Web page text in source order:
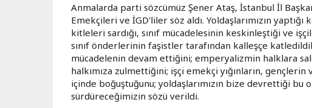
Anmalarda parti sözcümüz Şener Ataş, İstanbul İl
Emekçileri ve İGD'liler söz aldı. Yoldaşlarımızın
kitleleri sardığı, sınıf mücadelesinin keskinleştiği ve
sınıf önderlerinin faşistler tarafından kalleşçe
mücadelenin devam ettiğini; emperyalizmin halklara
halkımıza zulmettiğini; işçi emekçi yığınların,
içinde boğuştuğunu; yoldaşlarımızın bize devrettiği bu
sürdüreceğimizin sözü verildi.